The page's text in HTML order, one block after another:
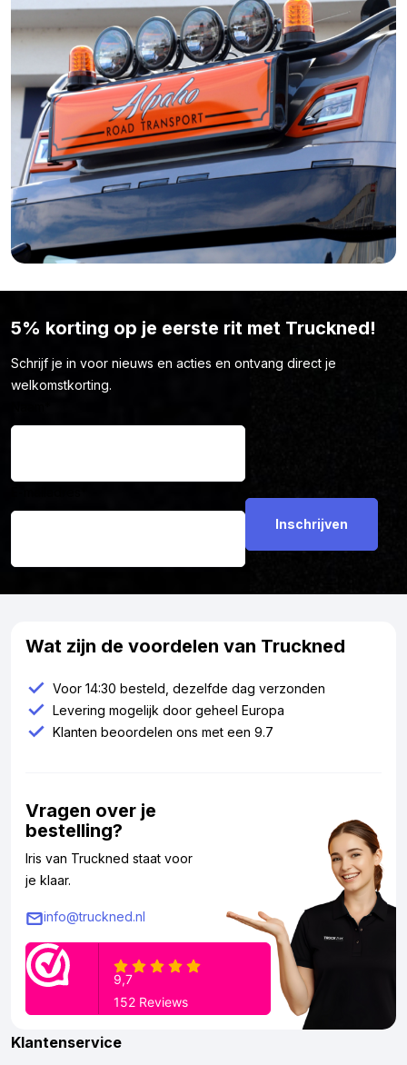
Bent je van mening dat het van aluminium gemaakte T.I.R. bord
ROOD / ZWART van Nedking niet is waarnaar je opzoek bent?
Simpelweg omdat de kleur, vorm of lengte niet naar wens is?
Bekijk dan hier het complete aanbod van het merk Nedking.
5% korting op je eerste rit met Truckned!
Schrijf je in voor nieuws en acties en ontvang direct je
welkomstkorting.
Wat zijn de voordelen van Truckned
Voor 14:30 besteld, dezelfde dag verzonden
Levering mogelijk door geheel Europa
Klanten beoordelen ons met een 9.7
Vragen over je
bestelling?
Iris van Truckned staat voor
je klaar.
info@truckned.nl
Klantenservice